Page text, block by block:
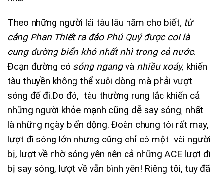
Theo những người lái tàu lâu năm cho biết, từ
cảng Phan Thiết ra đảo Phú Quý được coi là
cung đường biển khó nhất nhì trong cả nước.
Đoạn đường có sóng ngangvà nhiều xoáy, khiến
tàu thuyền không thể xuôi dòng mà phải vượt
sóng để đi.Do đó, tàu thường rung lắc khiến cả
những người khỏe mạnh cũng dễ say sóng, nhất
là những ngày biển động. Đoàn chung tôi rất may,
lượt đi sóng lớn nhưng cũng chỉ có một vài người
bị, lượt về nhờ sóng yên nên cả những ACE lượt đi
bị say sóng, lượt về vẫn bình yên! Riêng tôi, tuy đã